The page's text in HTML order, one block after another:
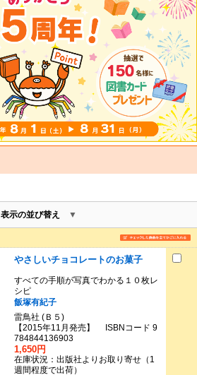
表示の並び替え
やさしいチョコレートのお菓子
すべての手順が写真でわかる１０枚レ
シピ
飯塚有紀子
雷鳥社 (Ｂ５)
【2015年11月発売】 ISBNコード 9
784844136903
1,650円
在庫状況：出版社よりお取り寄せ（1
週間程度で出荷）